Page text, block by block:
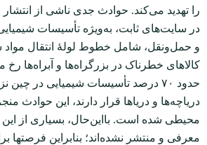
را تهدید می‌کند. حوادث جدی ناشی از
در سایت‌های ثابت، به‌ویژه تأسیسات
و حمل‌و‌نقل، شامل خطوط لولۀ انتقال مواد
کالاهای خطرناک در بزرگراه‌ها و آبراه‌ها رخ
حدود ۷۰ درصد تأسیسات شیمیایی در چین
دریاچه‌ها و دریاها قرار دارند، این حوادث
محیطی شده است. با‌این‌حال، بسیاری از
معرفی و منتشر نشده‌اند؛ بنابراین فرصت‏ها